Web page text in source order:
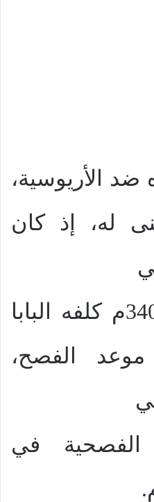
الأريوسية،
له، إذ كان
غيابه. في عام 340م كلفه البابا
الفصح،
الفصحية في